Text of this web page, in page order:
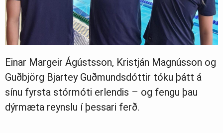
Einar Margeir Ágústsson, Kristján Magnússon og
Guðbjörg Bjartey Guðmundsdóttir tóku þátt á
sínu fyrsta stórmóti erlendis – og fengu þau
dýrmæta reynslu í þessari ferð.